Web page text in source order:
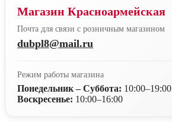
Магазин Красноармейская
Почта для связи с розничным магазином
dubpl8@mail.ru
Режим работы магазина
Понедельник – Суббота: 10:00–19:00
Воскресенье: 10:00–16:00